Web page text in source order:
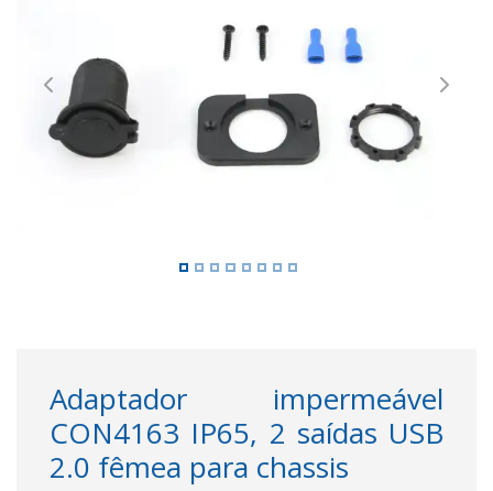
Previous Next
Adaptador impermeável
CON4163 IP65, 2 saídas USB
2.0 fêmea para chassis